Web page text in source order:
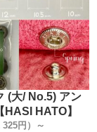
ろん金具が変形
の規格に合わせ
な物から高価
(大/ No.5) アン
HASI HATO】
円）～